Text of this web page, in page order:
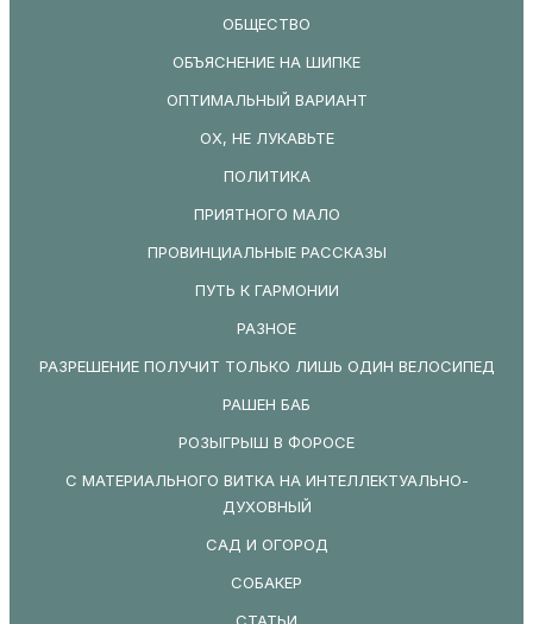
ОБЩЕСТВО
ОБЪЯСНЕНИЕ НА ШИПКЕ
ОПТИМАЛЬНЫЙ ВАРИАНТ
ОХ, НЕ ЛУКАВЬТЕ
ПОЛИТИКА
ПРИЯТНОГО МАЛО
ПРОВИНЦИАЛЬНЫЕ РАССКАЗЫ
ПУТЬ К ГАРМОНИИ
РАЗНОЕ
РАЗРЕШЕНИЕ ПОЛУЧИТ ТОЛЬКО ЛИШЬ ОДИН ВЕЛОСИПЕД
РАШЕН БАБ
РОЗЫГРЫШ В ФОРОСЕ
С МАТЕРИАЛЬНОГО ВИТКА НА ИНТЕЛЛЕКТУАЛЬНО-
ДУХОВНЫЙ
САД И ОГОРОД
СОБАКЕР
СТАТЬИ